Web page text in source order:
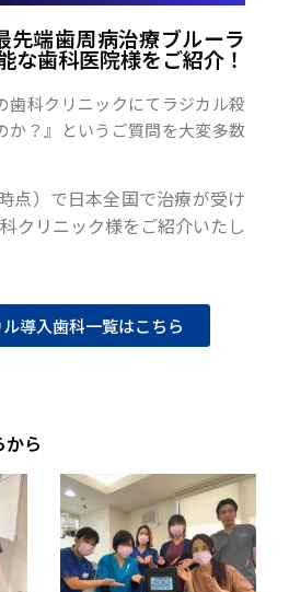
先端歯周病治療ブルーラ
な歯科医院様をご紹介！
歯科クリニックにてラジカル殺
か？』というご質問を大変多数
点）で日本全国で治療が受け
クリニック様をご紹介いたし
導入歯科一覧はこちら
ら